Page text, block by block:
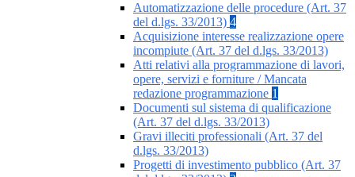
Automatizzazione delle procedure (Art. 37
del d.lgs. 33/2013) 4
Acquisizione interesse realizzazione opere
incompiute (Art. 37 del d.lgs. 33/2013)
Atti relativi alla programmazione di lavori,
opere, servizi e forniture / Mancata
redazione programmazione 1
Documenti sul sistema di qualificazione
(Art. 37 del d.lgs. 33/2013)
Gravi illeciti professionali (Art. 37 del
d.lgs. 33/2013)
Progetti di investimento pubblico (Art. 37